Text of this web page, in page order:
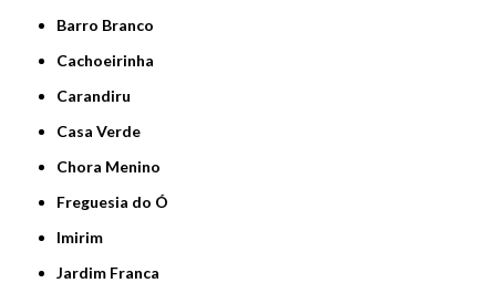
Barro Branco
Cachoeirinha
Carandiru
Casa Verde
Chora Menino
Freguesia do Ó
Imirim
Jardim Franca